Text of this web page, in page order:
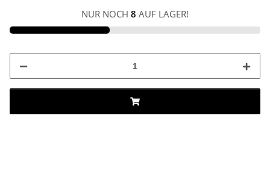
NUR NOCH 8 AUF LAGER!